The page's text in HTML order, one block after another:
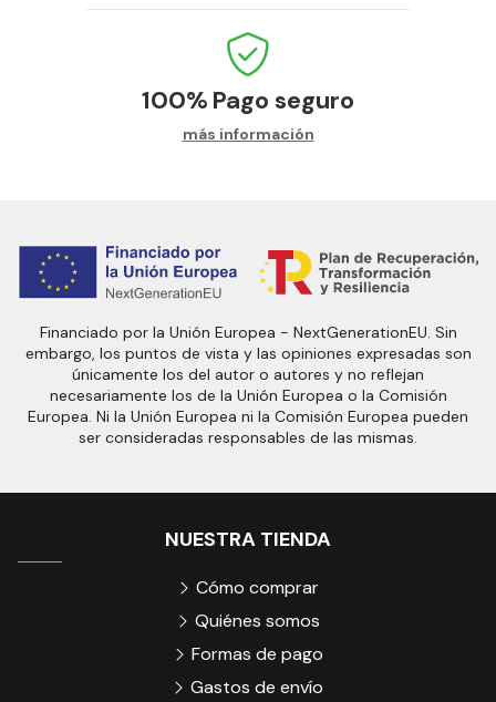
100% Pago seguro
más información
Financiado por la Unión Europea - NextGenerationEU. Sin
embargo, los puntos de vista y las opiniones expresadas son
únicamente los del autor o autores y no reflejan
necesariamente los de la Unión Europea o la Comisión
Europea. Ni la Unión Europea ni la Comisión Europea pueden
ser consideradas responsables de las mismas.
NUESTRA TIENDA
Cómo comprar
Quiénes somos
Formas de pago
Gastos de envío